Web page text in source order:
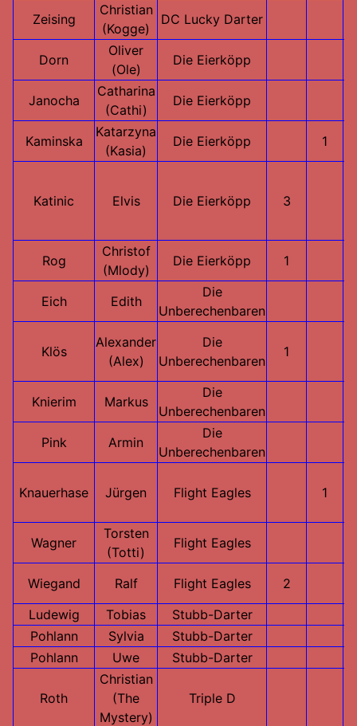
Zeising
Christian
(Kogge)
DC Lucky Darter
Dorn
Oliver
(Ole)
Die Eierköpp
Janocha
Catharina
(Cathi)
Die Eierköpp
Kaminska
Katarzyna
(Kasia)
Die Eierköpp 1
Katinic Elvis Die Eierköpp 3
Rog
Christof
(Mlody)
Die Eierköpp 1
Eich Edith
Die
Unberechenbaren
Klös
Alexander
(Alex)
Die
Unberechenbaren
1
Knierim Markus
Die
Unberechenbaren
Pink
Armin
Die
Unberechenbaren
Knauerhase Jürgen Flight Eagles 1
Wagner
Torsten
(Totti)
Flight Eagles
Wiegand Ralf Flight Eagles
2
Ludewig
Tobias
Stubb-Darter
Pohlann
Sylvia
Stubb-Darter
Pohlann
Uwe Stubb-Darter
Roth
Christian
(The
Mystery)
Triple D